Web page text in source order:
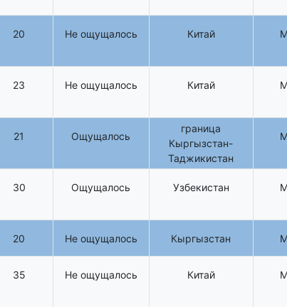
20 Не ощущалось Китай
23 Не ощущалось Китай
21 Ощущалось
граница
Кыргызстан-
Таджикистан
30 Ощущалось Узбекистан
20 Не ощущалось Кыргызстан
35 Не ощущалось Китай